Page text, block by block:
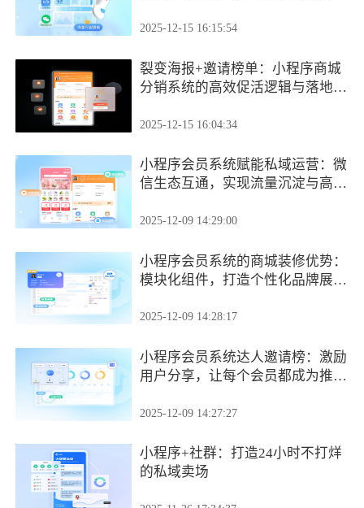
2025-12-15 16:15:54
裂变海报+邀请榜单：小程序商城
分销系统的高效促活逻辑与落地方
2025-12-15 16:04:34
小程序会员系统赋能私域运营：微
信生态互通，实现流量沉淀与高效
2025-12-09 14:29:00
小程序会员系统的商城装修优势：
模块化组件，打造个性化品牌展示
2025-12-09 14:28:17
小程序会员系统达人邀请榜：激励
用户分享，让每个会员都成为推广
2025-12-09 14:27:27
小程序+社群：打造24小时不打烊
的私域卖场